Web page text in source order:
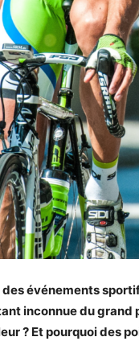
des événements
inconnue du
? Et pourquoi des